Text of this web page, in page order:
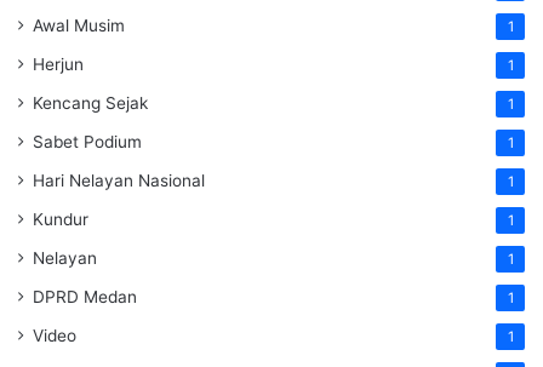
Awal Musim 1
Herjun 1
Kencang Sejak 1
Sabet Podium 1
Hari Nelayan Nasional 1
Kundur 1
Nelayan 1
DPRD Medan 1
Video 1